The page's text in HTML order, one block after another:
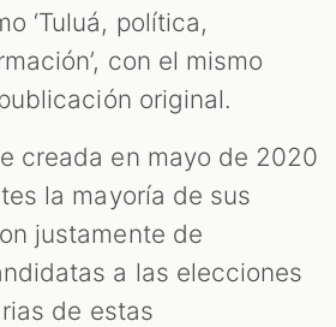
‘Tuluá, política,
con el mismo
original.
creada en mayo de 2020
la mayoría de sus
justamente de
a las elecciones
de estas